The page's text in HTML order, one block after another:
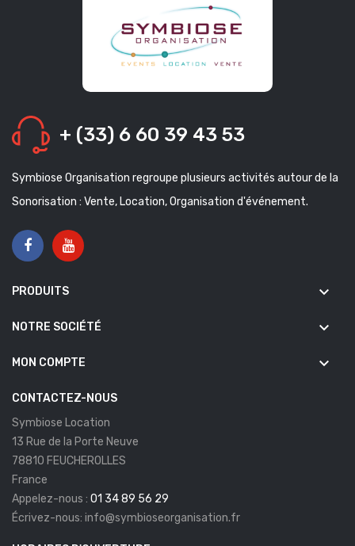
+ (33) 6 60 39 43 53
Symbiose Organisation regroupe plusieurs activités autour de la
Sonorisation : Vente, Location, Organisation d'événement.
PRODUITS keyboard_arrow_down
NOTRE SOCIÉTÉ keyboard_arrow_down
MON COMPTE keyboard_arrow_down
CONTACTEZ-NOUS
Symbiose Location
13 Rue de la Porte Neuve
78810 FEUCHEROLLES
France
Appelez-nous : 01 34 89 56 29
Écrivez-nous: info@symbioseorganisation.fr